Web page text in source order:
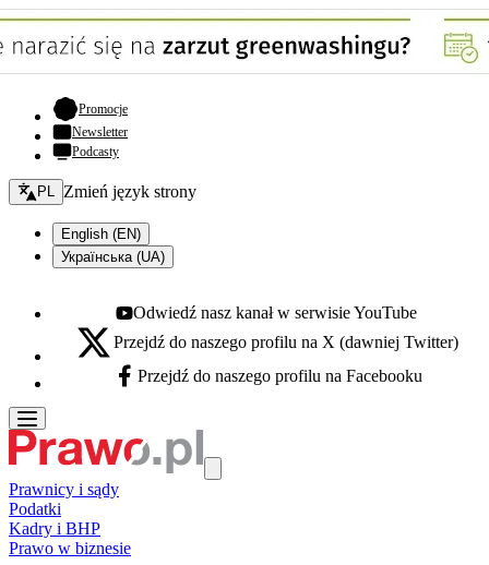
Promocje- otwiera się w nowej karcie
Newsletter
Podcasty
Zmień język - bieżący:
PL Zmień język strony
English (EN)
Українська (UA)
Youtube - otwiera się w nowej karcie
Odwiedź nasz kanał w serwisie YouTube
X - otwiera się w nowej karcie
Przejdź do naszego profilu na X (dawniej Twitter)
Facebook - otwiera się w nowej karcie
Przejdź do naszego profilu na Facebooku
Prawnicy i sądy
Podatki
Kadry i BHP
Prawo w biznesie